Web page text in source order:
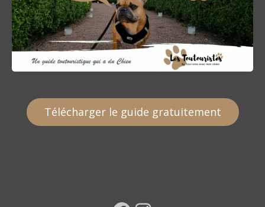
Télécharger le guide gratuitement